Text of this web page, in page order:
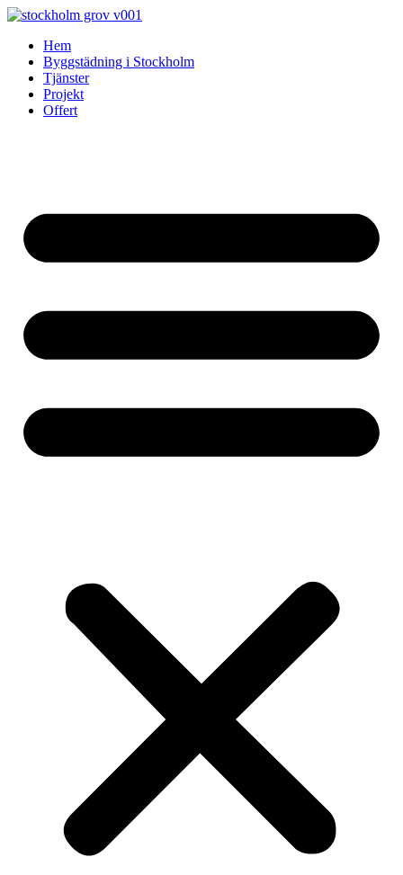
Skip
contentHem
Byggstädning i Stockholm
Tjänster
Projekt
Offert